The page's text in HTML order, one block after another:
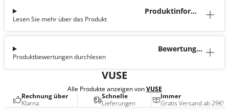
Produktinforma
Lesen Sie mehr über das Produkt
Bewertunge
Produktbewertungen durchlesen
VUSE
Alle Produkte anzeigen vonVUSE
Rechnung über
Klarna
Schnelle
Lieferungen
Immer
Gratis Versand ab 29€!